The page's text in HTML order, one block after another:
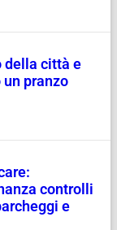
della città e
pranzo
controlli
e